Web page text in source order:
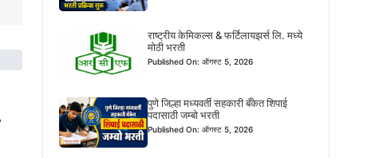
राष्ट्रीय केमिकल्स & फर्टिलायझर्स लि. मध्ये
मोठी भरती
Published On: ऑगस्ट 5, 2026
पुणे जिल्हा मध्यवर्ती सहकारी बँकेत शिपाई
पदासाठी जम्बो भरती
Published On: ऑगस्ट 5, 2026